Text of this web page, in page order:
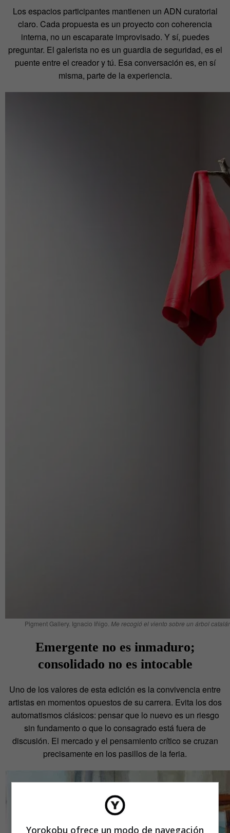
Los espacios participantes mantienen un ADN curatorial
claro. Cada propuesta es un proyecto con coherencia
interna, no un escaparate improvisado. Y sí, puedes
preguntar. El galerista no es un guardia de seguridad, es el
puente entre el creador y tú. Esa conversación es, en sí
misma, parte de la experiencia.
Pigment Gallery. Ignacio Iñigo. Me recogió el viento sobre un árbol
Emergente no es inmaduro;
consolidado no es intocable
Uno de los valores de esta edición es la convivencia entre
artistas en momentos opuestos de su carrera. Evita los dos
automatismos clásicos: pensar que lo nuevo es un riesgo
sin fundamento o que lo consagrado está fuera de
discusión. El mercado y el pensamiento crítico se cruzan
precisamente en los pasillos de la feria.
Yorokobu ofrece un modo de navegación